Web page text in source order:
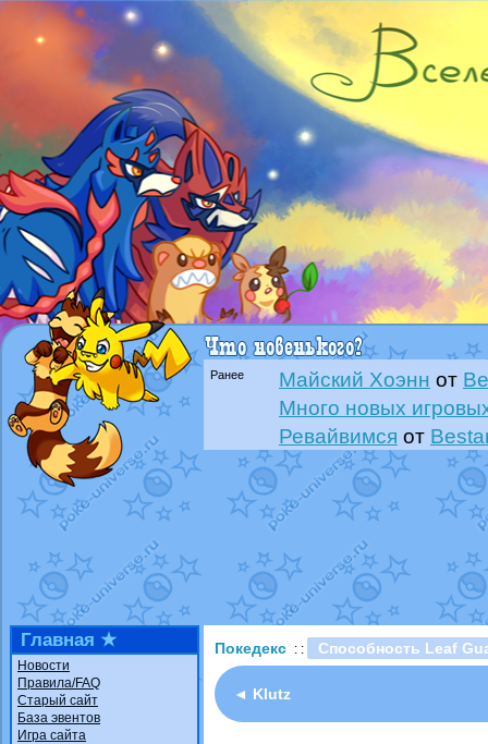
Ранее Майский Хоэнн от
Много новых
Ревайвимся от
Всё, трындец
Технические
доброе утро славяне
Йолда и Мимикью
от
Недовольный
The Dark Wishmaker
шадоу спиритомбот
траббишот
Raging Bolt
Shadow mismagius
Главная ★
Новости
Правила/FAQ
Старый сайт
База эвентов
Игра сайта
Покедекс : : Способность Leaf
◄ Klutz